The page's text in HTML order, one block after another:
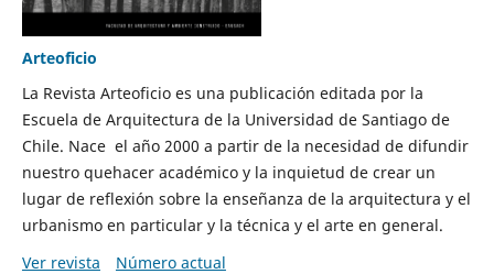
Arteoficio
La Revista Arteoficio es una publicación editada por la
Escuela de Arquitectura de la Universidad de Santiago de
Chile. Nace el año 2000 a partir de la necesidad de difundir
nuestro quehacer académico y la inquietud de crear un
lugar de reflexión sobre la enseñanza de la arquitectura y el
urbanismo en particular y la técnica y el arte en general.
Ver revista
Número actual